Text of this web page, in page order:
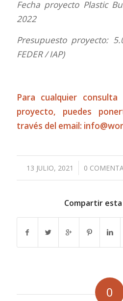
Fecha proyecto Plastic
2022
Presupuesto proyecto:
FEDER / IAP)
Para cualquier
proyecto, puedes
través del email:
13 JULIO, 2021
/ 0 /
Compartir
0